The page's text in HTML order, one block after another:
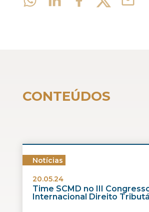
CONTEÚDOS
Notícias
20.05.24
Time SCMD no III
Internacional Direito